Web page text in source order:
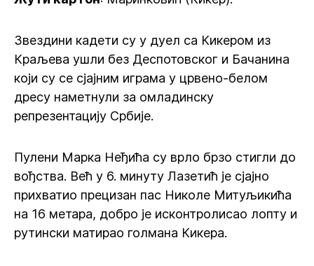
Звездини кадети су у дуел са Кикером из
Краљева ушли без Деспотовског и Бачанина
који су се сјајним играма у црвено-белом
дресу наметнули за омладинску
репрезентацију Србије.
Пулени Марка Неђића су врло брзо стигли до
вођства. Већ у 6. минуту Лазетић је сјајно
прихватио прецизан пас Николе Митуљикића
на 16 метара, добро је исконтролисао лопту и
рутински матирао голмана Кикера.